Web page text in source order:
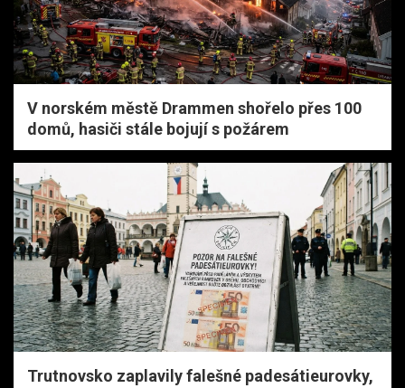
V norském městě Drammen shořelo přes 100
domů, hasiči stále bojují s požárem
Trutnovsko zaplavily falešné padesátieurovky,